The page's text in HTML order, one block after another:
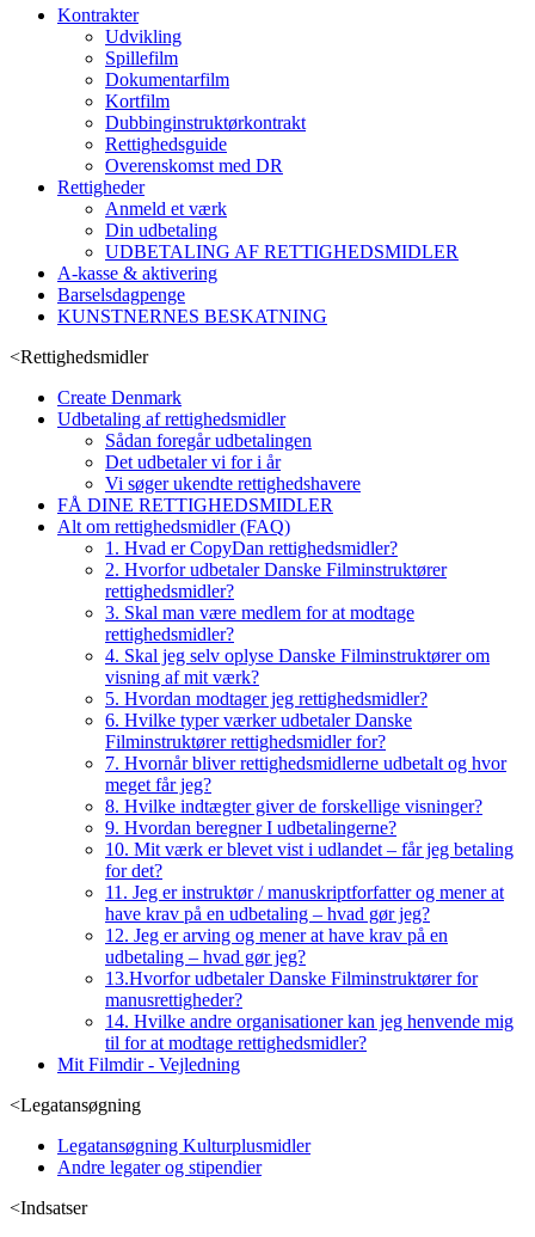
Kontrakter
Udvikling
Spillefilm
Dokumentarfilm
Kortfilm
Dubbinginstruktørkontrakt
Rettighedsguide
Overenskomst med DR
Rettigheder
Anmeld et værk
Din udbetaling
UDBETALING AF RETTIGHEDSMIDLER
A-kasse & aktivering
Barselsdagpenge
KUNSTNERNES BESKATNING
<Rettighedsmidler
Create Denmark
Udbetaling af rettighedsmidler
Sådan foregår udbetalingen
Det udbetaler vi for i år
Vi søger ukendte rettighedshavere
FÅ DINE RETTIGHEDSMIDLER
Alt om rettighedsmidler (FAQ)
1. Hvad er CopyDan rettighedsmidler?
2. Hvorfor udbetaler Danske Filminstruktører
rettighedsmidler?
3. Skal man være medlem for at modtage
rettighedsmidler?
4. Skal jeg selv oplyse Danske Filminstruktører om
visning af mit værk?
5. Hvordan modtager jeg rettighedsmidler?
6. Hvilke typer værker udbetaler Danske
Filminstruktører rettighedsmidler for?
7. Hvornår bliver rettighedsmidlerne udbetalt og hvor
meget får jeg?
8. Hvilke indtægter giver de forskellige visninger?
9. Hvordan beregner I udbetalingerne?
10. Mit værk er blevet vist i udlandet – får jeg betaling
for det?
11. Jeg er instruktør / manuskriptforfatter og mener at
have krav på en udbetaling – hvad gør jeg?
12. Jeg er arving og mener at have krav på en
udbetaling – hvad gør jeg?
13.Hvorfor udbetaler Danske Filminstruktører for
manusrettigheder?
14. Hvilke andre organisationer kan jeg henvende mig
til for at modtage rettighedsmidler?
Mit Filmdir - Vejledning
<Legatansøgning
Legatansøgning Kulturplusmidler
Andre legater og stipendier
<Indsatser